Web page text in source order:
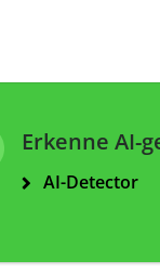
Erkenne AI-
AI-Detector